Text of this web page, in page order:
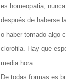
es homeopatia,
después de haberse
o haber tomado algo
clorofila. Hay que
media hora.
De todas formas es